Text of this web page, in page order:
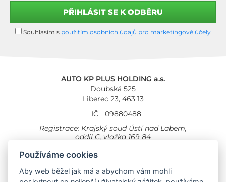
Souhlasím s použitím osobních údajů pro marketingové účely
AUTO KP PLUS HOLDING a.s.
Doubská 525
Liberec 23, 463 13
IČ
09880488
Registrace: Krajský soud Ústí nad Labem,
oddíl C, vložka 169 84
Cookies Všeobecné obchodní podmínky
Provozovna Toyota
Používáme cookies
Aby web běžel jak má a abychom vám mohli